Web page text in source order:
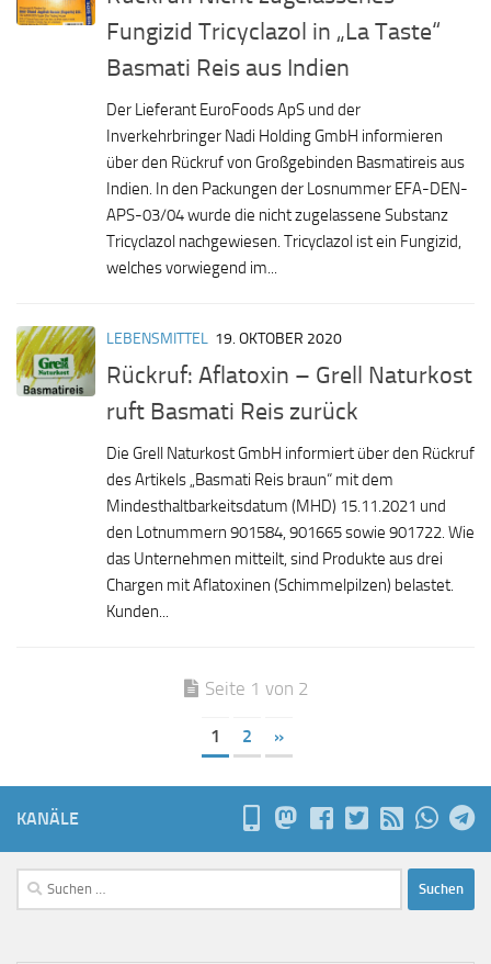
Fungizid Tricyclazol in „La Taste“
Basmati Reis aus Indien
Der Lieferant EuroFoods ApS und der
Inverkehrbringer Nadi Holding GmbH informieren
über den Rückruf von Großgebinden Basmatireis aus
Indien. In den Packungen der Losnummer EFA-DEN-
APS-03/04 wurde die nicht zugelassene Substanz
Tricyclazol nachgewiesen. Tricyclazol ist ein Fungizid,
welches vorwiegend im...
LEBENSMITTEL 19. OKTOBER 2020
Rückruf: Aflatoxin – Grell Naturkost
ruft Basmati Reis zurück
Die Grell Naturkost GmbH informiert über den Rückruf
des Artikels „Basmati Reis braun“ mit dem
Mindesthaltbarkeitsdatum (MHD) 15.11.2021 und
den Lotnummern 901584, 901665 sowie 901722. Wie
das Unternehmen mitteilt, sind Produkte aus drei
Chargen mit Aflatoxinen (Schimmelpilzen) belastet.
Kunden...
Seite 1 von 2
1 2 »
KANÄLE
Suchen
nach: